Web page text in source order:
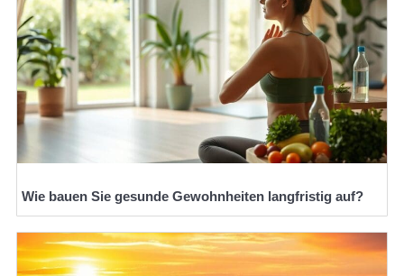
Wie bauen Sie gesunde Gewohnheiten langfristig auf?